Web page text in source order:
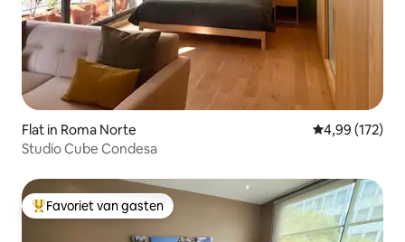
Flat in Roma Norte Gemiddelde
4,99 (172)
Studio Cube Condesa
Topfavoriet van gasten
Favoriet van gasten